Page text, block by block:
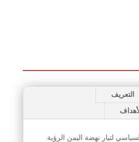
التعريف
لتيار نهضة اليمن الرؤية